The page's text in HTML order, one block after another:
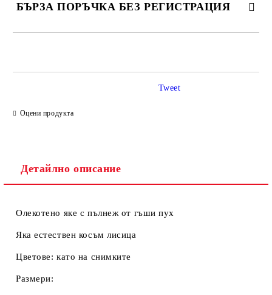
БЪРЗА ПОРЪЧКА БЕЗ РЕГИСТРАЦИЯ
Оцени продукта
Tweet
Детайлно описание
Олекотено яке с пълнеж от гъши пух
Яка естествен косъм лисица
Цветове: като на снимките
Размери: